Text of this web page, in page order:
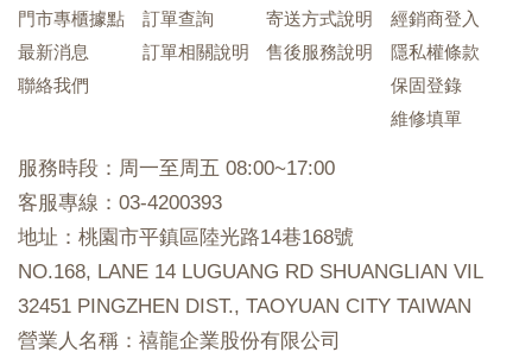
門市專櫃據點
最新消息
聯絡我們
訂單查詢
訂單相關說明
寄送方式說明
售後服務說明
經銷商登入
隱私權條款
保固登錄
維修填單
服務時段：周一至周五 08:00~17:00
客服專線：03-4200393
地址：桃園市平鎮區陸光路14巷168號
NO.168, LANE 14 LUGUANG RD SHUANGLIAN VIL
32451 PINGZHEN DIST., TAOYUAN CITY TAIWAN
營業人名稱：禧龍企業股份有限公司